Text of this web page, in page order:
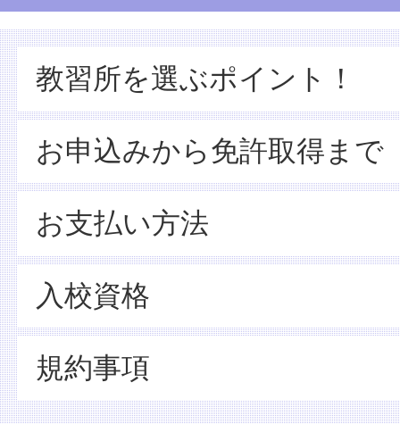
教習所を選ぶポイント！
お申込みから免許取得まで
お支払い方法
入校資格
規約事項